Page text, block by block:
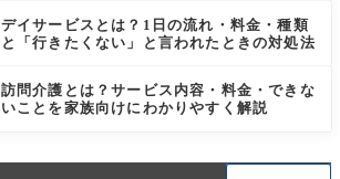
デイサービスとは？1日の流れ・料金・種類
と「行きたくない」と言われたときの対処法
訪問介護とは？サービス内容・料金・できな
いことを家族向けにわかりやすく解説